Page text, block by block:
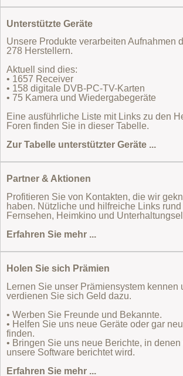
Unterstützte Geräte
Unsere Produkte verarbeiten Aufnahmen
278 Herstellern.
Aktuell sind dies:
• 1657 Receiver
• 158 digitale DVB-PC-TV-Karten
• 75 Kamera und Wiedergabegeräte
Eine ausführliche Liste mit Links zu den
Foren finden Sie in dieser Tabelle.
Zur Tabelle unterstützter Geräte ...
Partner & Aktionen
Profitieren Sie von Kontakten, die wir
haben. Nützliche und hilfreiche Links rund
Fernsehen, Heimkino und
Erfahren Sie mehr ...
Holen Sie sich Prämien
Lernen Sie unser Prämiensystem kennen
verdienen Sie sich Geld dazu.
• Werben Sie Freunde und Bekannte.
• Helfen Sie uns neue Geräte oder gar
finden.
• Bringen Sie uns neue Berichte, in
unsere Software berichtet wird.
Erfahren Sie mehr ...